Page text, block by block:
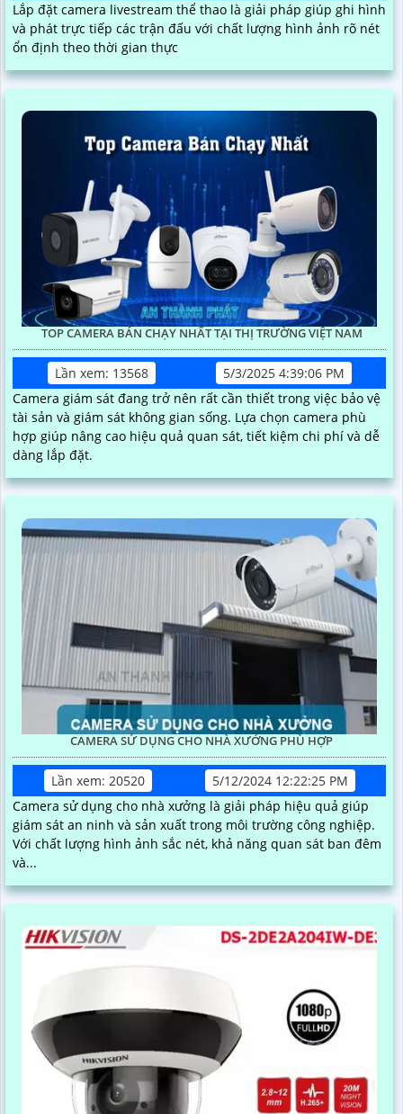
Lắp đặt camera livestream thể thao là giải pháp giúp ghi hình
và phát trực tiếp các trận đấu với chất lượng hình ảnh rõ nét
ổn định theo thời gian thực
TOP CAMERA BÁN CHẠY NHẤT TẠI THỊ TRƯỜNG VIỆT NAM
Lần xem: 13568
5/3/2025 4:39:06 PM
Camera giám sát đang trở nên rất cần thiết trong việc bảo vệ
tài sản và giám sát không gian sống. Lựa chọn camera phù
hợp giúp nâng cao hiệu quả quan sát, tiết kiệm chi phí và dễ
dàng lắp đặt.
CAMERA SỬ DỤNG CHO NHÀ XƯỞNG PHÙ HỢP
Lần xem: 20520
5/12/2024 12:22:25 PM
Camera sử dụng cho nhà xưởng là giải pháp hiệu quả giúp
giám sát an ninh và sản xuất trong môi trường công nghiệp.
Với chất lượng hình ảnh sắc nét, khả năng quan sát ban đêm
và...